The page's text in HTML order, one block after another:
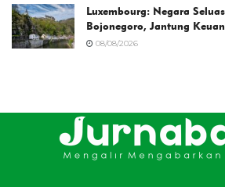
Luxembourg: Negara
Bojonegoro, Jantung
08/08/2026